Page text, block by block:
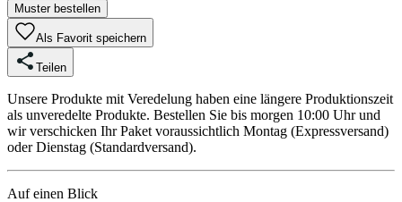
Muster bestellen
Als Favorit speichern
Teilen
Unsere Produkte mit Veredelung haben eine längere Produktionszeit
als unveredelte Produkte. Bestellen Sie bis morgen 10:00 Uhr und
wir verschicken Ihr Paket voraussichtlich Montag (Expressversand)
oder Dienstag (Standardversand).
Auf einen Blick